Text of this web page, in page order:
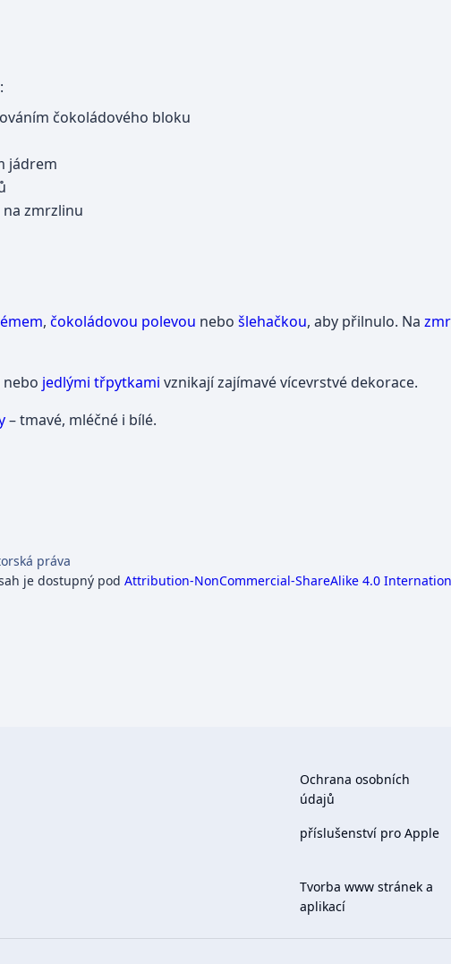
čokoládového bloku
jádrem
zmrzlinu
, čokoládovou polevou nebo šlehačkou, aby přilnulo. Na
nebo jedlými třpytkami vznikají zajímavé vícevrstvé dekorace.
– tmavé, mléčné i bílé.
práva
je dostupný pod Attribution-NonCommercial-ShareAlike 4.0
Ochrana osobních
údajů
příslušenství pro Apple
Tvorba www stránek a
aplikací